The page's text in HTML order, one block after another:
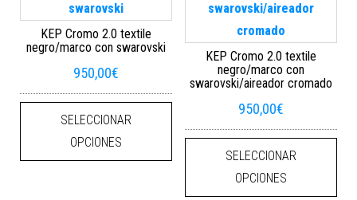
KEP Cromo 2.0 textile
negro/marco con swarovski
950,00€
SELECCIONAR
OPCIONES
Este producto tiene múltiples
KEP Cromo 2.0 textile
negro/marco con
swarovski/aireador cromado
950,00€
SELECCIONAR
OPCIONES